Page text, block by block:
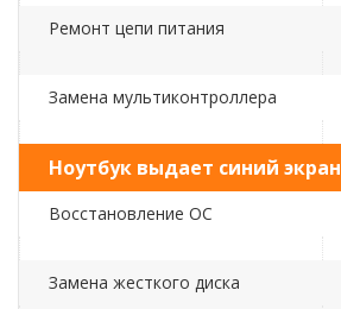
Ремонт цепи питания
Замена мультиконтроллера
Ноутбук выдает синий экран
Восстановление ОС
Замена жесткого диска